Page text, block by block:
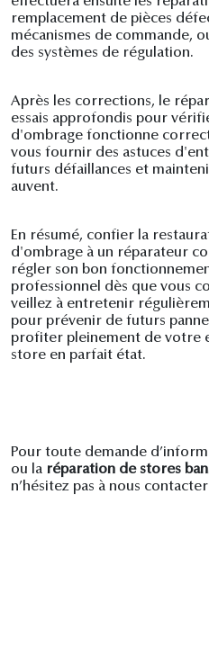
remplacement de pièces
mécanismes de commande,
des systèmes de régulation.
Après les corrections, le
essais approfondis pour
d'ombrage fonctionne
vous fournir des astuces
futurs défaillances et
auvent.
En résumé, confier la
d'ombrage à un réparateur
régler son bon
professionnel dès que vous
veillez à entretenir
pour prévenir de futurs
profiter pleinement de votre
store en parfait état.
Pour toute demande
ou la réparation de stores
n’hésitez pas à nous